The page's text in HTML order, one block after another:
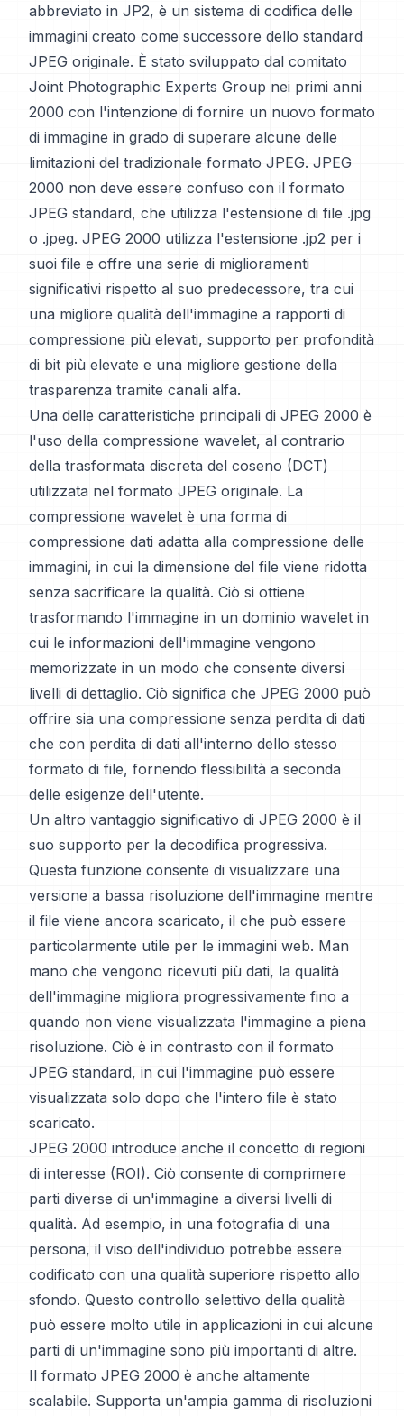
abbreviato in JP2, è un sistema di codifica delle
immagini creato come successore dello standard
JPEG originale. È stato sviluppato dal comitato
Joint Photographic Experts Group nei primi anni
2000 con l'intenzione di fornire un nuovo formato
di immagine in grado di superare alcune delle
limitazioni del tradizionale formato JPEG. JPEG
2000 non deve essere confuso con il formato
JPEG standard, che utilizza l'estensione di file .jpg
o .jpeg. JPEG 2000 utilizza l'estensione .jp2 per i
suoi file e offre una serie di miglioramenti
significativi rispetto al suo predecessore, tra cui
una migliore qualità dell'immagine a rapporti di
compressione più elevati, supporto per profondità
di bit più elevate e una migliore gestione della
trasparenza tramite canali alfa.
Una delle caratteristiche principali di JPEG 2000 è
l'uso della compressione wavelet, al contrario
della trasformata discreta del coseno (DCT)
utilizzata nel formato JPEG originale. La
compressione wavelet è una forma di
compressione dati adatta alla compressione delle
immagini, in cui la dimensione del file viene ridotta
senza sacrificare la qualità. Ciò si ottiene
trasformando l'immagine in un dominio wavelet in
cui le informazioni dell'immagine vengono
memorizzate in un modo che consente diversi
livelli di dettaglio. Ciò significa che JPEG 2000 può
offrire sia una compressione senza perdita di dati
che con perdita di dati all'interno dello stesso
formato di file, fornendo flessibilità a seconda
delle esigenze dell'utente.
Un altro vantaggio significativo di JPEG 2000 è il
suo supporto per la decodifica progressiva.
Questa funzione consente di visualizzare una
versione a bassa risoluzione dell'immagine mentre
il file viene ancora scaricato, il che può essere
particolarmente utile per le immagini web. Man
mano che vengono ricevuti più dati, la qualità
dell'immagine migliora progressivamente fino a
quando non viene visualizzata l'immagine a piena
risoluzione. Ciò è in contrasto con il formato
JPEG standard, in cui l'immagine può essere
visualizzata solo dopo che l'intero file è stato
scaricato.
JPEG 2000 introduce anche il concetto di regioni
di interesse (ROI). Ciò consente di comprimere
parti diverse di un'immagine a diversi livelli di
qualità. Ad esempio, in una fotografia di una
persona, il viso dell'individuo potrebbe essere
codificato con una qualità superiore rispetto allo
sfondo. Questo controllo selettivo della qualità
può essere molto utile in applicazioni in cui alcune
parti di un'immagine sono più importanti di altre.
Il formato JPEG 2000 è anche altamente
scalabile. Supporta un'ampia gamma di risoluzioni